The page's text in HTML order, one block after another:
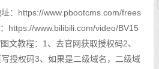
：https://www.pbootcms.com/frees
https://www.bilibili.com/video/BV15
文教程：1、去官网获取授权码2、
授权码3、如果是二级域名，二级域